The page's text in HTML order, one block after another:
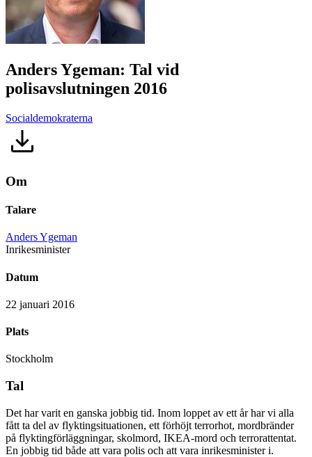
Anders Ygeman: Tal vid
polisavslutningen 2016
Socialdemokraterna
Om
Talare
Anders Ygeman
Inrikesminister
Datum
22 januari 2016
Plats
Stockholm
Tal
Det har varit en ganska jobbig tid. Inom loppet av ett år har vi alla
fått ta del av flyktingsituationen, ett förhöjt terrorhot, mordbränder
på flyktingförläggningar, skolmord, IKEA-mord och terrorattentat.
En jobbig tid både att vara polis och att vara inrikesminister i.